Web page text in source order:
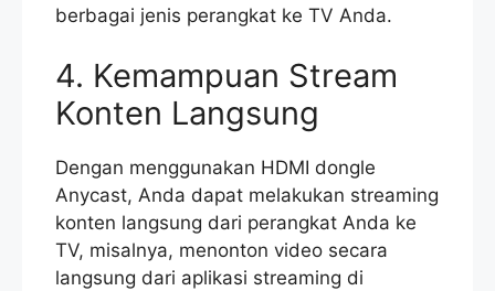
berbagai jenis perangkat ke TV Anda.
4. Kemampuan Stream
Konten Langsung
Dengan menggunakan HDMI dongle
Anycast, Anda dapat melakukan streaming
konten langsung dari perangkat Anda ke
TV, misalnya, menonton video secara
langsung dari aplikasi streaming di